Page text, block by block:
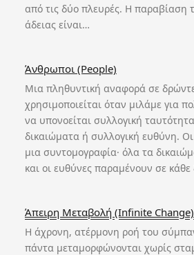
από τις δύο πλευρές. Η παραβίαση
άδειας είναι…
Άνθρωποι (People)
Μια πληθυντική αναφορά σε
χρησιμοποιείται όταν μιλάμε για
να υπονοείται συλλογική
δικαιώματα ή συλλογική ευθύνη.
μια συντομογραφία· όλα τα
και οι ευθύνες παραμένουν σε
Άπειρη Μεταβολή (Infinite Change)
Η άχρονη, ατέρμονη ροή του
πάντα μεταμορφώνονται χωρίς